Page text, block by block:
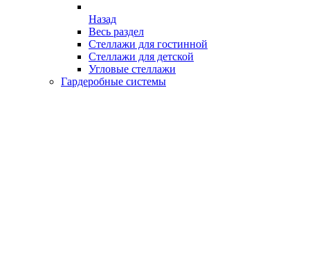
Назад
Весь раздел
Стеллажи для гостинной
Стеллажи для детской
Угловые стеллажи
Гардеробные системы